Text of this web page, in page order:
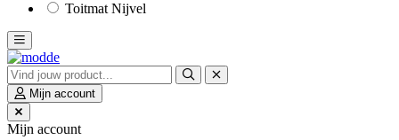
Toitmat Nijvel
Mijn account
Mijn account